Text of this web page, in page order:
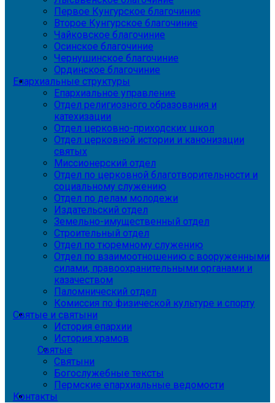
Первое Кунгурское благочиние
Второе Кунгурское благочиние
Чайковское благочиние
Осинское благочиние
Чернушинское благочиние
Ординское благочиние
Епархиальные структуры
Епархиальное управление
Отдел религиозного образования и
катехизации
Отдел церковно-приходских школ
Отдел церковной истории и канонизации
святых
Миссионерский отдел
Отдел по церковной благотворительности и
социальному служению
Отдел по делам молодежи
Издательский отдел
Земельно-имущественный отдел
Строительный отдел
Отдел по тюремному служению
Отдел по взаимоотношению с вооруженными
силами, правоохранительными органами и
казачеством
Паломнический отдел
Комиссия по физической культуре и спорту
Святые и святыни
История епархии
История храмов
Святые
Святыни
Богослужебные тексты
Пермские епархиальные ведомости
Контакты